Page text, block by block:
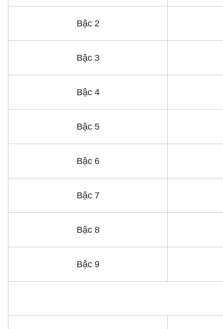
Bậc 2
Bậc 3
Bậc 4
Bậc 5
Bậc 6
Bậc 7
Bậc 8
Bậc 9